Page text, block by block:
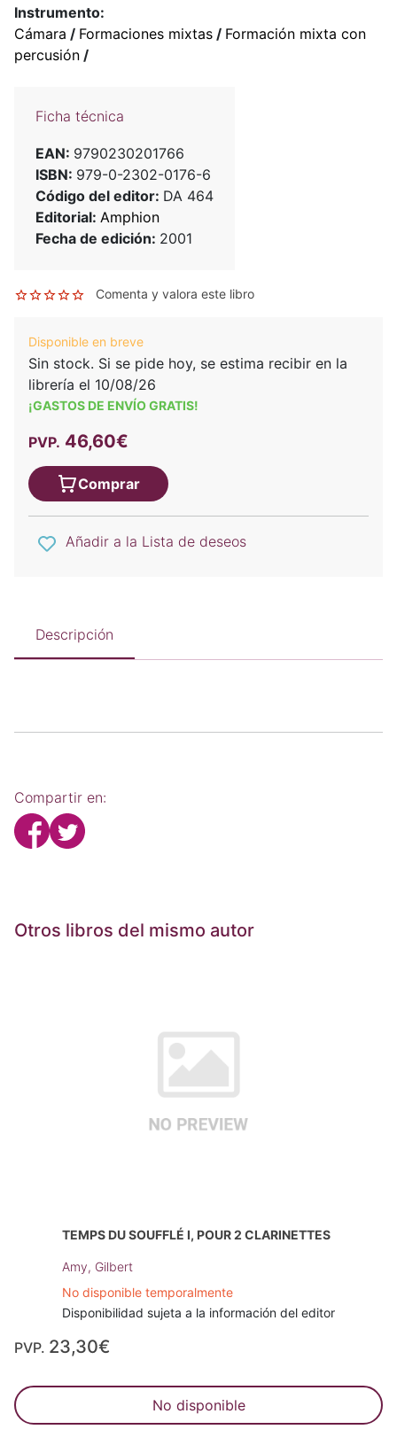
Instrumento:
Cámara / Formaciones mixtas / Formación mixta con
percusión /
Ficha técnica
EAN: 9790230201766
ISBN: 979-0-2302-0176-6
Código del editor: DA 464
Editorial: Amphion
Fecha de edición: 2001
Comenta y valora este libro
Disponible en breve
Sin stock. Si se pide hoy, se estima recibir en la
librería el 10/08/26
¡GASTOS DE ENVÍO GRATIS!
PVP. 46,60€
Comprar
Añadir a la Lista de deseos
Descripción
Compartir en:
Otros libros del mismo autor
TEMPS DU SOUFFLÉ I, POUR 2 CLARINETTES
Amy, Gilbert
No disponible temporalmente
Disponibilidad sujeta a la información del editor
PVP. 23,30€
No disponible